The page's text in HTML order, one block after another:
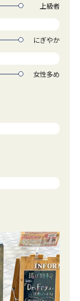
上級者
にぎやか
5 女性多め